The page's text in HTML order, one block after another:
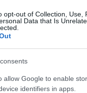
opt-out of Collection, Use,
Data that Is
allow Google to enable
identifiers in apps.
világa
is lépést
és workshopokon
trendekkel
RSS 2.0
bejegyzések